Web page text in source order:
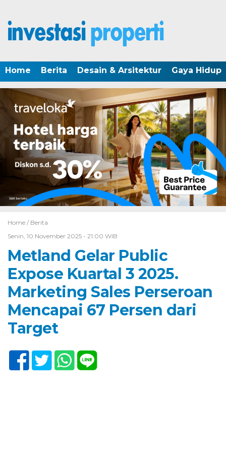
Home Berita Desain & Arsitektur Gaya Hidup
Home / Berita
Senin, 10 November 2025 - 21:00 WIB
Metland Gelar Public
Expose Kuartal 3 2025.
Marketing Sales Perseroan
Mencapai 67 Persen dari
Target